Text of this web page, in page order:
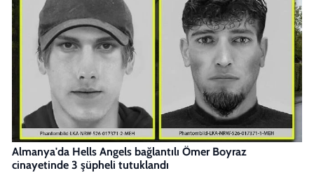
Almanya'da Hells Angels bağlantılı Ömer Boyraz
cinayetinde 3 şüpheli tutuklandı